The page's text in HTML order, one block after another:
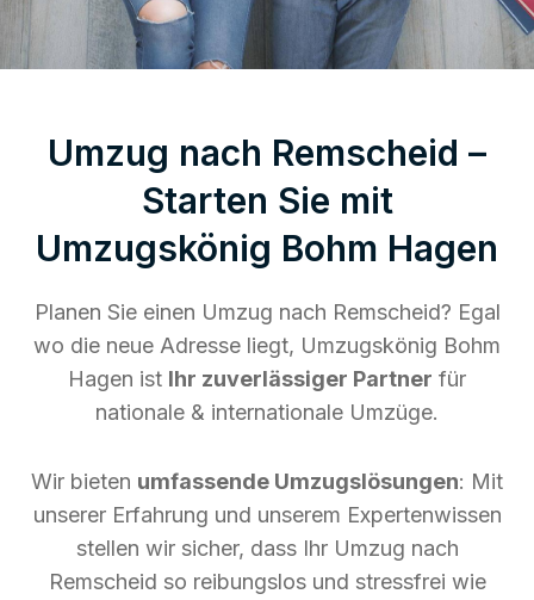
Umzug nach Remscheid –
Starten Sie mit
Umzugskönig Bohm Hagen
Planen Sie einen Umzug nach Remscheid? Egal
wo die neue Adresse liegt, Umzugskönig Bohm
Hagen ist Ihr zuverlässiger Partner für
nationale & internationale Umzüge.
Wir bieten umfassende Umzugslösungen: Mit
unserer Erfahrung und unserem Expertenwissen
stellen wir sicher, dass Ihr Umzug nach
Remscheid so reibungslos und stressfrei wie